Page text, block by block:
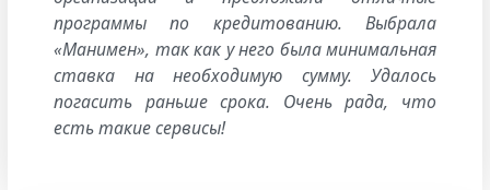
программы по кредитованию. Выбрала
«Манимен», так как у него была минимальная
ставка на необходимую сумму. Удалось
погасить раньше срока. Очень рада, что
есть такие сервисы!